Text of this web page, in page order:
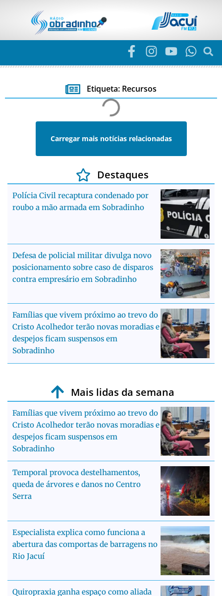
Etiqueta: Recursos
Carregar mais notícias relacionadas
Destaques
Polícia Civil recaptura condenado por
roubo a mão armada em Sobradinho
Defesa de policial militar divulga novo
posicionamento sobre caso de disparos
contra empresário em Sobradinho
Famílias que vivem próximo ao trevo do
Cristo Acolhedor terão novas moradias e
despejos ficam suspensos em
Sobradinho
Mais lidas da semana
Famílias que vivem próximo ao trevo do
Cristo Acolhedor terão novas moradias e
despejos ficam suspensos em
Sobradinho
Temporal provoca destelhamentos,
queda de árvores e danos no Centro
Serra
Especialista explica como funciona a
abertura das comportas de barragens no
Rio Jacuí
Quiropraxia ganha espaço como aliada